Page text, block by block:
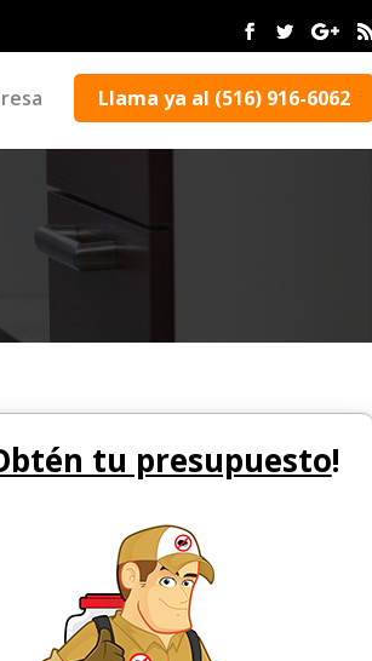
Llama ya al (516) 916-6062
tu presupuesto!